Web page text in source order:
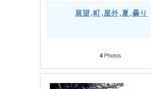
展望,町,屋外,夏,曇り
4Photos